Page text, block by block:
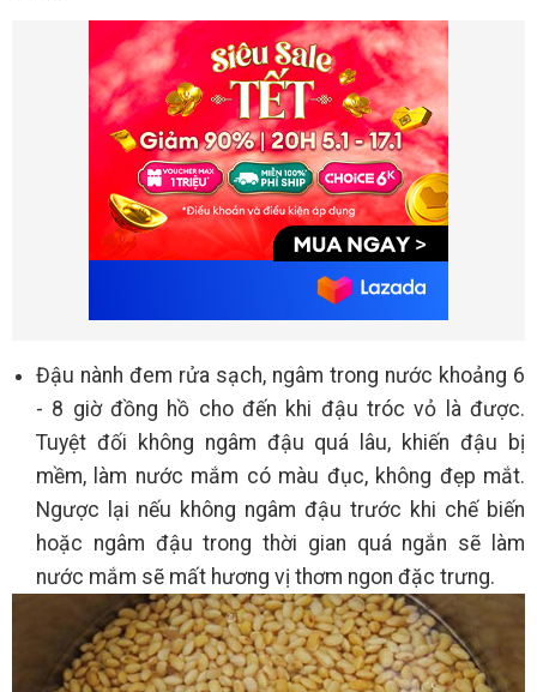
Đậu nành đem rửa sạch, ngâm trong nước khoảng 6
- 8 giờ đồng hồ cho đến khi đậu tróc vỏ là được.
Tuyệt đối không ngâm đậu quá lâu, khiến đậu bị
mềm, làm nước mắm có màu đục, không đẹp mắt.
Ngược lại nếu không ngâm đậu trước khi chế biến
hoặc ngâm đậu trong thời gian quá ngắn sẽ làm
nước mắm sẽ mất hương vị thơm ngon đặc trưng.